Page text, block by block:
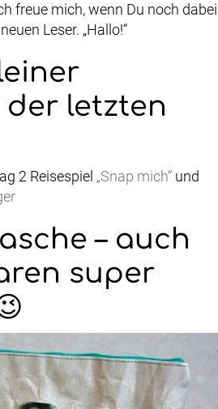
freue mich, wenn Du noch dabei
Leser. „Hallo!“
letzten
2 Reisespiel „Snap mich“ und
– auch
super